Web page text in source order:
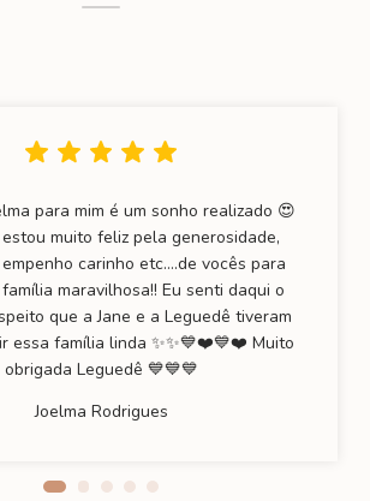
para mim é um sonho realizado 😍
muito feliz pela generosidade,
carinho etc….de vocês para
maravilhosa!! Eu senti daqui o
que a Jane e a Leguedê tiveram
essa família linda ✨✨💙❤️💙❤️ Muito
obrigada Leguedê 💙💙💙
Joelma Rodrigues